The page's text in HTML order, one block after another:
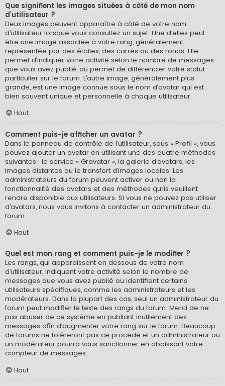
Que signifient les images situées à côté de mon nom
d’utilisateur ?
Deux images peuvent apparaître à côté de votre nom
d’utilisateur lorsque vous consultez un sujet. Une d’elles peut
être une image associée à votre rang, généralement
représentée par des étoiles, des carrés ou des ronds. Elle
permet d’indiquer votre activité selon le nombre de messages
que vous avez publié, ou permet de différencier votre statut
particulier sur le forum. L’autre image, généralement plus
grande, est une image connue sous le nom d’avatar qui est
bien souvent unique et personnelle à chaque utilisateur.
Haut
Comment puis-je afficher un avatar ?
Dans le panneau de contrôle de l’utilisateur, sous « Profil », vous
pouvez ajouter un avatar en utilisant une des quatre méthodes
suivantes : le service « Gravatar », la galerie d’avatars, les
images distantes ou le transfert d’images locales. Les
administrateurs du forum peuvent activer ou non la
fonctionnalité des avatars et des méthodes qu’ils veuillent
rendre disponible aux utilisateurs. Si vous ne pouvez pas utiliser
d’avatars, nous vous invitons à contacter un administrateur du
forum.
Haut
Quel est mon rang et comment puis-je le modifier ?
Les rangs, qui apparaissent en dessous de votre nom
d’utilisateur, indiquent votre activité selon le nombre de
messages que vous avez publié ou identifient certains
utilisateurs spécifiques, comme les administrateurs et les
modérateurs. Dans la plupart des cas, seul un administrateur du
forum peut modifier le texte des rangs du forum. Merci de ne
pas abuser de ce système en publiant inutilement des
messages afin d’augmenter votre rang sur le forum. Beaucoup
de forums ne toléreront pas ce procédé et un administrateur ou
un modérateur pourra vous sanctionner en abaissant votre
compteur de messages.
Haut